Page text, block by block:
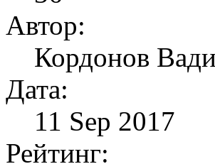
Автор:
Кордонов
Дата:
11 Sep 2017
Рейтинг: